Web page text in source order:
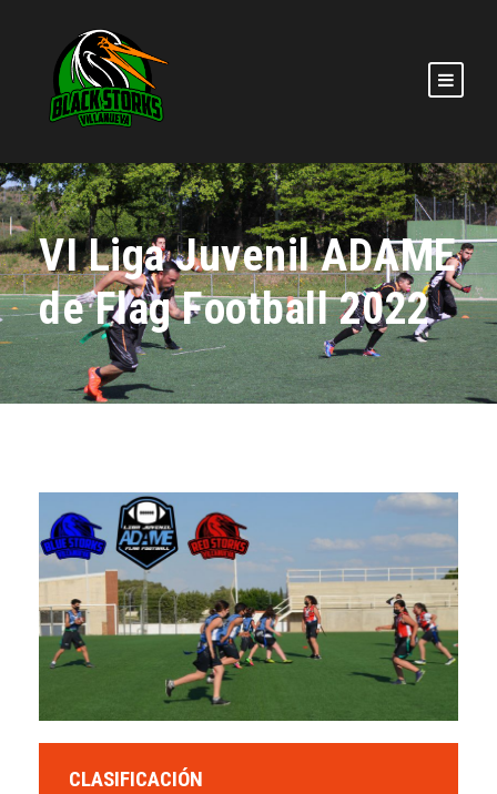
VI Liga Juvenil ADAME
de Flag Football 2022
CLASIFICACIÓN